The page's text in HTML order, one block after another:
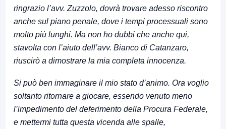
ringrazio l’avv. Zuzzolo, dovrà trovare adesso riscontro
anche sul piano penale, dove i tempi processuali sono
molto più lunghi. Ma non ho dubbi che anche qui,
stavolta con l’aiuto dell’avv. Bianco di Catanzaro,
riuscirò a dimostrare la mia completa innocenza.
Si può ben immaginare il mio stato d’animo. Ora voglio
soltanto ritornare a giocare, essendo venuto meno
l’impedimento del deferimento della Procura Federale,
e mettermi tutta questa vicenda alle spalle,